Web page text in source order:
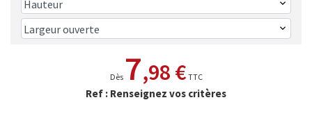
Dès 7,98 € TTC
Ref : Renseignez vos critères